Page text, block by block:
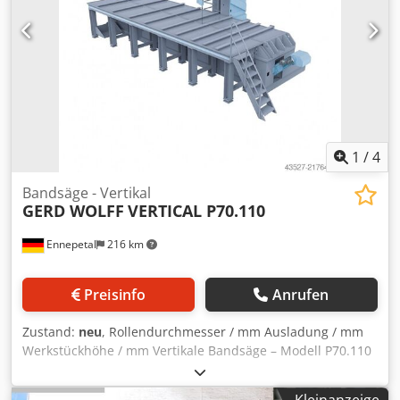
Njvorf
1 /4
Ennepetal 216 km
Bandsäge - Vertikal
GERD WOLFF VERTICAL P70.110
Preisinfo Anrufen
Zustand: neu, Rollendurchmesser / mm Ausladung / mm
Werkstückhöhe / mm Vertikale Bandsäge – Modell P70.110
Kapazität 90° (mm) Höhe: 700 mm Breite: 1100 mm Länge:
6000 mm Motoren Hauptmotor (Sägebandantrieb): 5,5 kW